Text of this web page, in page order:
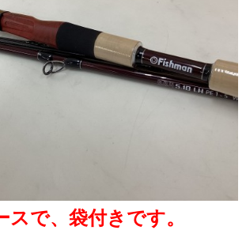
スで、袋付きです。